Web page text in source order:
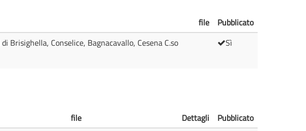
file
Pubblicato
Conselice, Bagnacavallo, Cesena C.so
Sì
file Dettagli Pubblicato